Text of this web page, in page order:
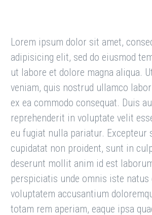
Lorem ipsum dolor sit amet,
adipisicing elit, sed do eiusmod
ut labore et dolore magna aliqua.
veniam, quis nostrud ullamco
ex ea commodo consequat. Duis
reprehenderit in voluptate velit
eu fugiat nulla pariatur. Excepteur
cupidatat non proident, sunt in
deserunt mollit anim id est
perspiciatis unde omnis iste
voluptatem accusantium
totam rem aperiam, eaque ipsa